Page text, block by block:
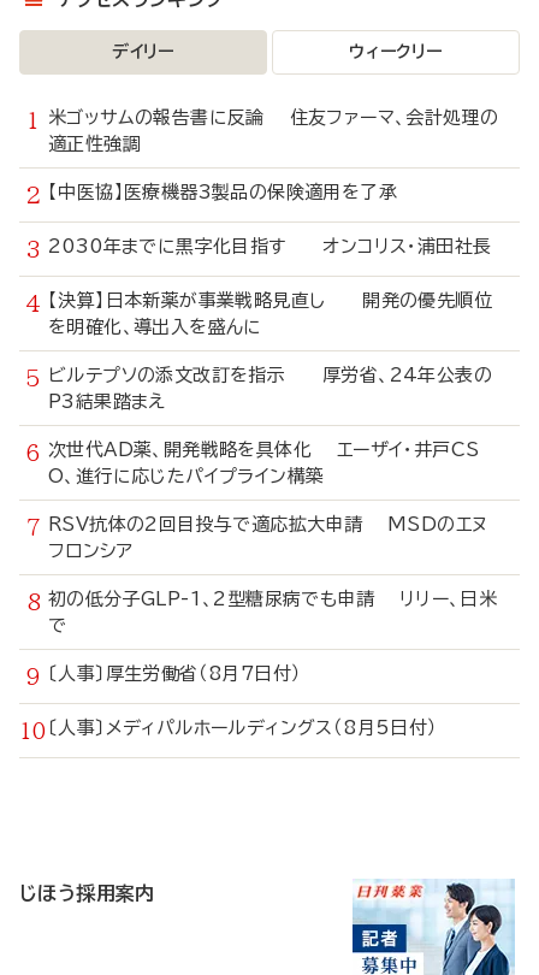
デイリー ウィークリー
米ゴッサムの報告書に反論 住友ファーマ、会計処理の
適正性強調
【中医協】医療機器3製品の保険適用を了承
2030年までに黒字化目指す オンコリス・浦田社長
【決算】日本新薬が事業戦略見直し 開発の優先順位
を明確化、導出入を盛んに
ビルテプソの添文改訂を指示 厚労省、24年公表の
P3結果踏まえ
次世代AD薬、開発戦略を具体化 エーザイ・井戸CS
O、進行に応じたパイプライン構築
RSV抗体の2回目投与で適応拡大申請 MSDのエヌ
フロンシア
初の低分子GLP-1、2型糖尿病でも申請 リリー、日米
で
〔人事〕厚生労働省（8月7日付）
〔人事〕メディパルホールディングス（8月5日付）
じほう採用案内